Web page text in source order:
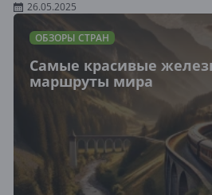
26.05.2025
ОБЗОРЫ СТРАН
Самые красивые
маршруты мира